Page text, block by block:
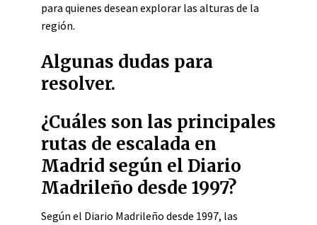
para quienes desean explorar las alturas de la
región.
Algunas dudas para
resolver.
¿Cuáles son las principales
rutas de escalada en
Madrid según el Diario
Madrileño desde 1997?
Según el Diario Madrileño desde 1997, las